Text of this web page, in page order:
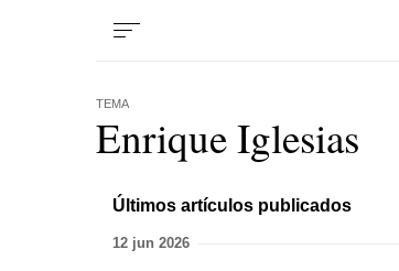
TEMA
Enrique Iglesias
Últimos artículos publicados
12 jun 2026